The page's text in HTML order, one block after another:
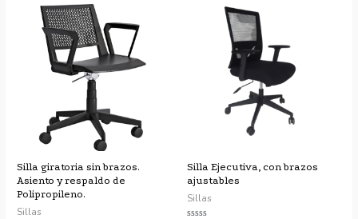
Silla giratoria sin brazos.
Asiento y respaldo de
Polipropileno.
Sillas
Silla Ejecutiva, con brazos
ajustables
Sillas